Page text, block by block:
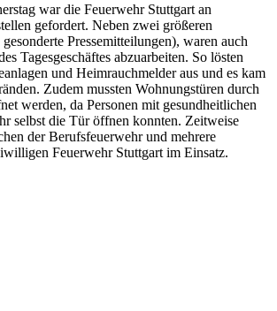
war die Feuerwehr Stuttgart an
gefordert. Neben zwei größeren
Pressemitteilungen), waren auch
Tagesgeschäftes abzuarbeiten. So lösten
und Heimrauchmelder aus und es kam
Zudem mussten Wohnungstüren durch
werden, da Personen mit gesundheitlichen
selbst die Tür öffnen konnten. Zeitweise
der Berufsfeuerwehr und mehrere
Feuerwehr Stuttgart im Einsatz.